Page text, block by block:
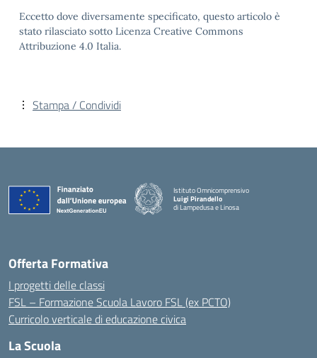
Eccetto dove diversamente specificato, questo articolo è
stato rilasciato sotto Licenza Creative Commons
Attribuzione 4.0 Italia.
Stampa / Condividi
Istituto Omnicomprensivo
Luigi Pirandello
di Lampedusa e Linosa
Offerta Formativa
I progetti delle classi
FSL – Formazione Scuola Lavoro FSL (ex PCTO)
Curricolo verticale di educazione civica
La Scuola